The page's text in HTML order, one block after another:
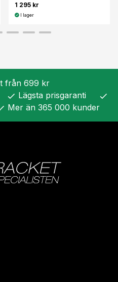
1 295 kr
I lager
från 699 kr
check Lägsta prisgaranti check
Mer än 365 000 kunder